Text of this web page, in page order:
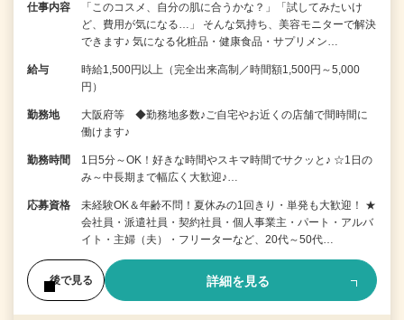
仕事内容
「このコスメ、自分の肌に合うかな？」「試してみたいけ
ど、費用が気になる…」 そんな気持ち、美容モニターで解決
できます♪ 気になる化粧品・健康食品・サプリメン…
給与
時給1,500円以上（完全出来高制／時間額1,500円～5,000
円）
勤務地
大阪府等 ◆勤務地多数♪ご自宅やお近くの店舗で間時間に
働けます♪
勤務時間
1日5分～OK！好きな時間やスキマ時間でサクッと♪ ☆1日の
み～中長期まで幅広く大歓迎♪…
応募資格
未経験OK＆年齢不問！夏休みの1回きり・単発も大歓迎！ ★
会社員・派遣社員・契約社員・個人事業主・パート・アルバ
イト・主婦（夫）・フリーターなど、20代～50代…
後で見る 詳細を見る